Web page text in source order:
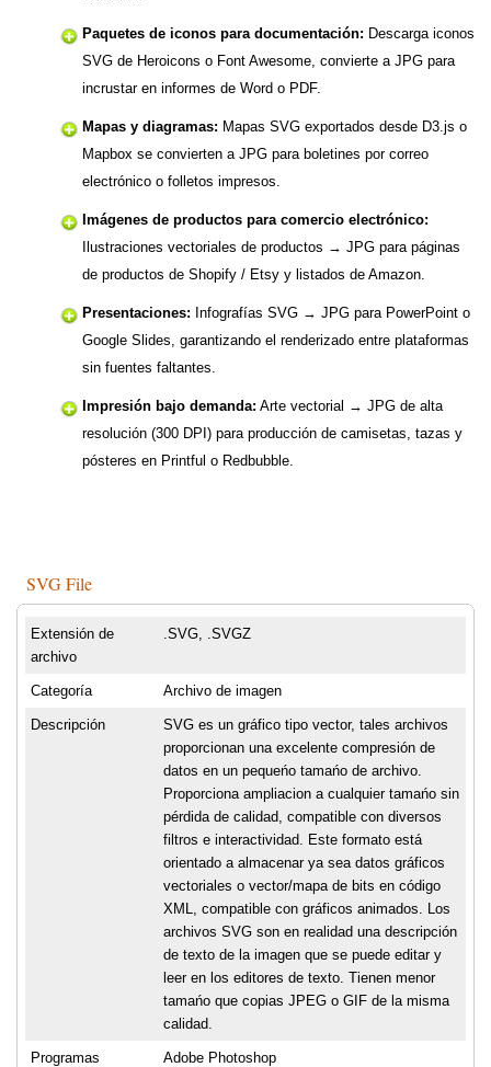
Paquetes de iconos para documentación: Descarga iconos
SVG de Heroicons o Font Awesome, convierte a JPG para
incrustar en informes de Word o PDF.
Mapas y diagramas: Mapas SVG exportados desde D3.js o
Mapbox se convierten a JPG para boletines por correo
electrónico o folletos impresos.
Imágenes de productos para comercio electrónico:
Ilustraciones vectoriales de productos → JPG para páginas
de productos de Shopify / Etsy y listados de Amazon.
Presentaciones: Infografías SVG → JPG para PowerPoint o
Google Slides, garantizando el renderizado entre plataformas
sin fuentes faltantes.
Impresión bajo demanda: Arte vectorial → JPG de alta
resolución (300 DPI) para producción de camisetas, tazas y
pósteres en Printful o Redbubble.
SVG File
Extensión de
archivo
.SVG, .SVGZ
Categoría Archivo de imagen
Descripción
SVG es un gráfico tipo vector, tales archivos
proporcionan una excelente compresión de
datos en un pequeńo tamańo de archivo.
Proporciona ampliacion a cualquier tamańo sin
pérdida de calidad, compatible con diversos
filtros e interactividad. Este formato está
orientado a almacenar ya sea datos gráficos
vectoriales o vector/mapa de bits en código
XML, compatible con gráficos animados. Los
archivos SVG son en realidad una descripción
de texto de la imagen que se puede editar y
leer en los editores de texto. Tienen menor
tamańo que copias JPEG o GIF de la misma
calidad.
Programas Adobe Photoshop